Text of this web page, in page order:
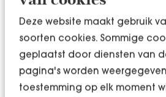
Deze website maakt gebruik
soorten cookies. Sommige
geplaatst door diensten van
pagina's worden
toestemming op elk moment
Edwin van der
Expert
06 - 117 094